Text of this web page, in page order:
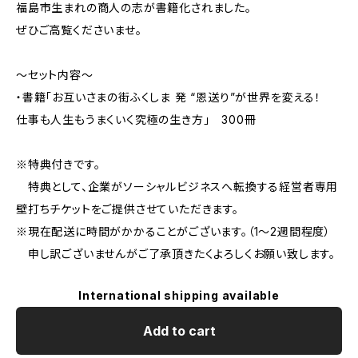
福島市生まれの商人の志が書籍化されました。
ぜひご高覧くださいませ。
～セット内容～
・書籍「お互いさまの街ふくしま 発 “恩送り”が世界を変える！
仕事も人生もうまくいく究極の生き方」 300冊
※特典付きです。
特典として、企業がソーシャルビジネスへ転換する経営者専用
壁打ちチケットをご提供させていただきます。
※現在配送に時間がかかることがございます。（1～2週間程度）
申し訳ございませんがご了承頂きたくよろしくお願い致します。
International shipping available
Add to cart